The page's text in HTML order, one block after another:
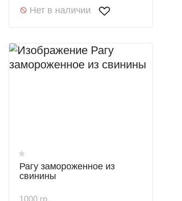
Нет в наличии
Рагу замороженное из
свинины